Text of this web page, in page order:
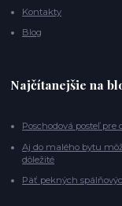
Kontakty
Blog
Najčítanejšie na
Poschodová posteľ
Aj do malého bytu
dôležité
Päť pekných